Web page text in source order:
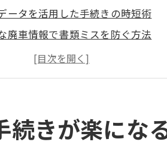
ータを活用した手続きの時短術
廃車情報で書類ミスを防ぐ方法
手続きを円滑に進める準備のポイント
許可業者選びと廃車の安心感
の活用で効率化できる理由とは
ータがもたらす手続き簡略化の仕
続きが楽にな